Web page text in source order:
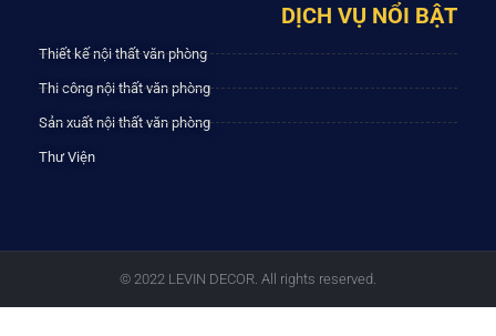
DỊCH VỤ NỔI BẬT
Thiết kế nội thất văn phòng
Thi công nội thất văn phòng
Sản xuất nội thất văn phòng
Thư Viện
© 2022 LEVIN DECOR. All rights reserved.